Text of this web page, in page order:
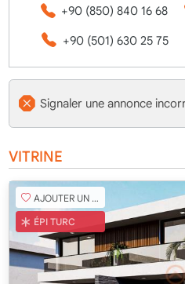
+90 (850) 840 16 68
+90 (501) 630 25 75
Signaler une annonce
VITRINE
AJOUTER UN FAVORI
ÉPI TURC